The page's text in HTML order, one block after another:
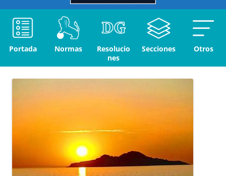
Portada Normas
Resolucio
nes
Secciones Otros